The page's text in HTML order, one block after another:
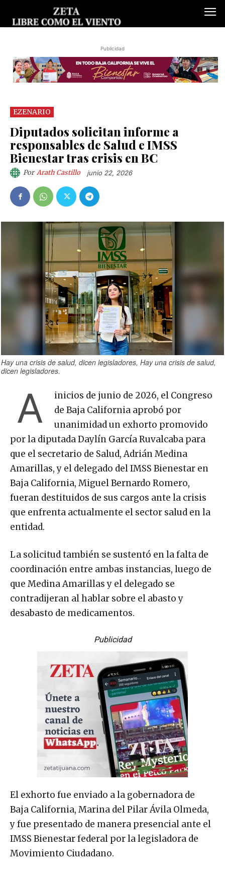
Publicidad
EZENARIO
Diputados solicitan informe a
responsables de Salud e IMSS
Bienestar tras crisis en BC
Por Arath Castillo junio 22, 2026
Hay una crisis de salud, dicen legisladores, Hay una crisis de salud,
dicen legisladores.
A
inicios de junio de 2026, el Congreso
de Baja California aprobó por
unanimidad un exhorto promovido
por la diputada Daylín García Ruvalcaba para
que el secretario de Salud, Adrián Medina
Amarillas, y el delegado del IMSS Bienestar en
Baja California, Miguel Bernardo Romero,
fueran destituidos de sus cargos ante la crisis
que enfrenta actualmente el sector salud en la
entidad.
La solicitud también se sustentó en la falta de
coordinación entre ambas instancias, luego de
que Medina Amarillas y el delegado se
contradijeran al hablar sobre el abasto y
desabasto de medicamentos.
Publicidad
El exhorto fue enviado a la gobernadora de
Baja California, Marina del Pilar Ávila Olmeda,
y fue presentado de manera presencial ante el
IMSS Bienestar federal por la legisladora de
Movimiento Ciudadano.